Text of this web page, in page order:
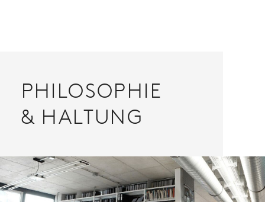
PHILOSOPHIE
& HALTUNG